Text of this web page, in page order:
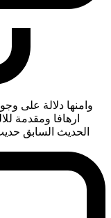
وامنها دلالة على
ارهافا ومقدمة
الحديث السابق